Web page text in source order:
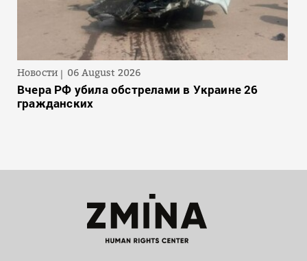
Новости 06 August 2026
Вчера РФ убила обстрелами в Украине 26
гражданских